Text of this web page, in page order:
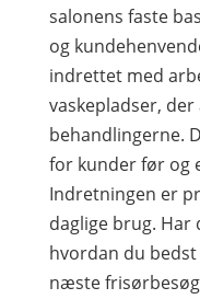
salonens faste
og
indrettet med
vaskepladser,
behandlingerne.
for kunder før og
Indretningen er
daglige brug.
hvordan du
næste